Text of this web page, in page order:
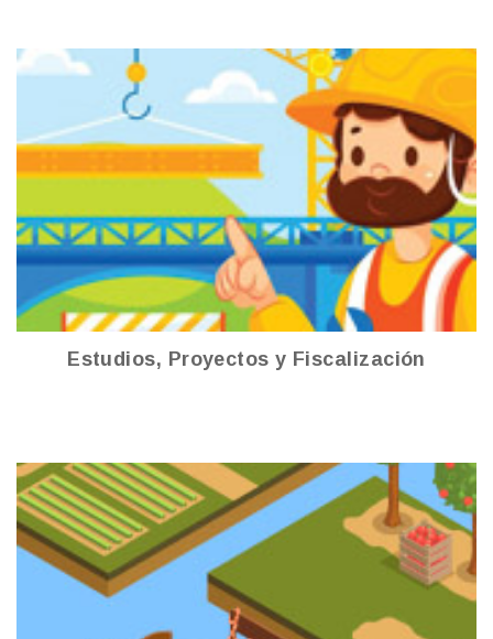
Estudios, Proyectos y fiscalización
Ver más
Estudios, Proyectos y Fiscalización
Fomento Productivo
Ver más